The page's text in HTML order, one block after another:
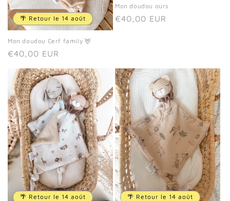
🌴 Retour le 14 août
Mon doudou Cerf family 🦌
Prix
€40,00 EUR
Mon doudou ours
Prix
€40,00 EUR
🌴 Retour le 14 août 🌴 Retour le 14 août